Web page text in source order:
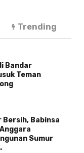
Trending
Bandar
Teman
Bersih, Babinsa
Sumur